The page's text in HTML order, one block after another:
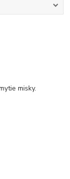
misky.